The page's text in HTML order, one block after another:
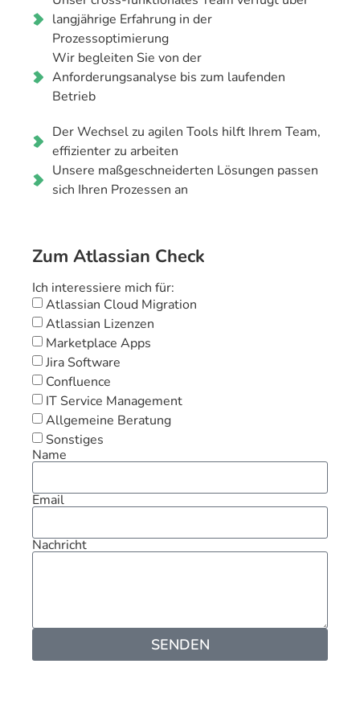
langjährige Erfahrung in der
Prozessoptimierung
Wir begleiten Sie von der
Anforderungsanalyse bis zum laufenden
Betrieb
Der Wechsel zu agilen Tools hilft Ihrem Team,
effizienter zu arbeiten
Unsere maßgeschneiderten Lösungen passen
sich Ihren Prozessen an
Zum Atlassian Check
Ich interessiere mich für:
Atlassian Cloud Migration
Atlassian Lizenzen
Marketplace Apps
Jira Software
Confluence
IT Service Management
Allgemeine Beratung
Sonstiges
Name
Email
Nachricht
SENDEN